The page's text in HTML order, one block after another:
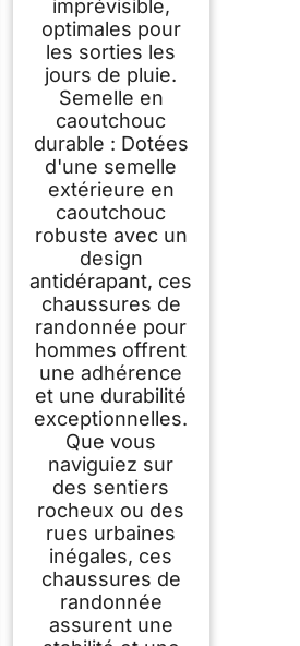
imprévisible,
optimales pour
les sorties les
jours de pluie.
Semelle en
caoutchouc
durable : Dotées
d'une semelle
extérieure en
caoutchouc
robuste avec un
design
antidérapant, ces
chaussures de
randonnée pour
hommes offrent
une adhérence
et une durabilité
exceptionnelles.
Que vous
naviguiez sur
des sentiers
rocheux ou des
rues urbaines
inégales, ces
chaussures de
randonnée
assurent une